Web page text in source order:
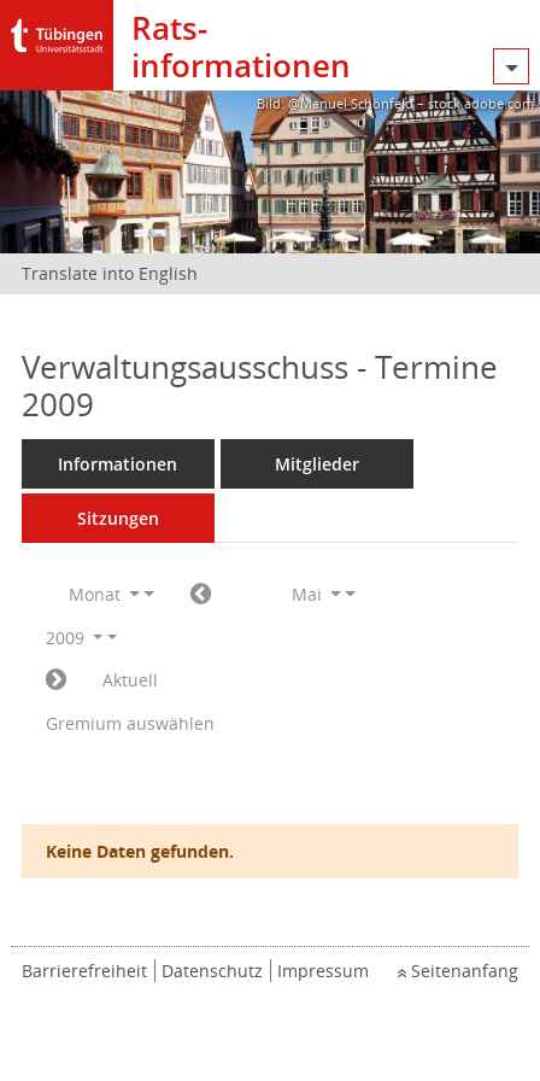
Rats­
informationen
Bild: @Manuel Schönfeld – stock.adobe.com
Translate into English
Verwaltungsausschuss - Termine
2009
Informationen Mitglieder
Sitzungen
Monat
Mai
2009
Aktuell
Gremium auswählen
Keine Daten gefunden.
Barrierefreiheit Datenschutz Impressum Seitenanfang